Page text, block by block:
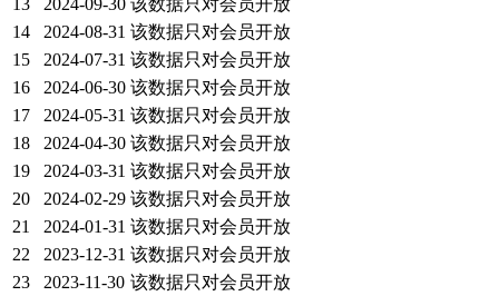
13
2024-09-30 该数据只对会员开放
14
2024-08-31 该数据只对会员开放
15
2024-07-31 该数据只对会员开放
16
2024-06-30 该数据只对会员开放
17
2024-05-31 该数据只对会员开放
18
2024-04-30 该数据只对会员开放
19
2024-03-31 该数据只对会员开放
20
2024-02-29 该数据只对会员开放
21
2024-01-31 该数据只对会员开放
22
2023-12-31 该数据只对会员开放
23
2023-11-30 该数据只对会员开放